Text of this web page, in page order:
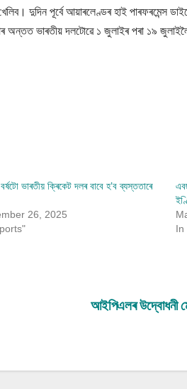
দুদিন পূৰ্বে আয়াৰলেণ্ডৰ হাই পাৰফৰমেন্স
অন্তত ভাৰতীয় দলটোৱে ১ জুলাইৰ পৰা ১৯
ভাৰতীয় ক্ৰিকেট দলৰ বাবে হ’ব ব্যস্ততাৰে
26, 2025
In
আইপিএলৰ উদ্বোধনী